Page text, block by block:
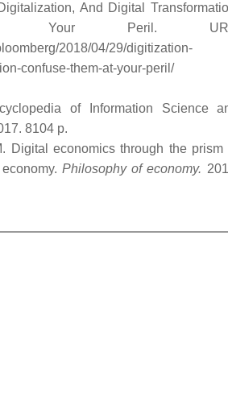
And Digital
Your Peril.
2018/04/29/digitization-
confuse-them-at-your-peril/
of Information Science
8104 р.
Digital economics through the prism
economy.Philosophy of economy.